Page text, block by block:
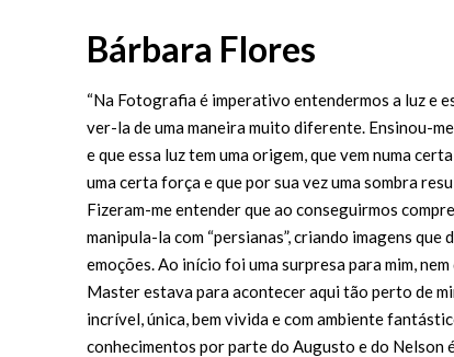
Bárbara Flores
“Na Fotografia é imperativo entendermos a luz e
ver-la de uma maneira muito diferente. Ensinou-
e que essa luz tem uma origem, que vem numa
uma certa força e que por sua vez uma sombra
Fizeram-me entender que ao conseguirmos
manipula-la com “persianas”, criando imagens que
emoções. Ao início foi uma surpresa para mim,
Master estava para acontecer aqui tão perto de
incrível, única, bem vivida e com ambiente
conhecimentos por parte do Augusto e do Nelson